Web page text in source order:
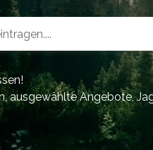
ausgewählte Angebote,